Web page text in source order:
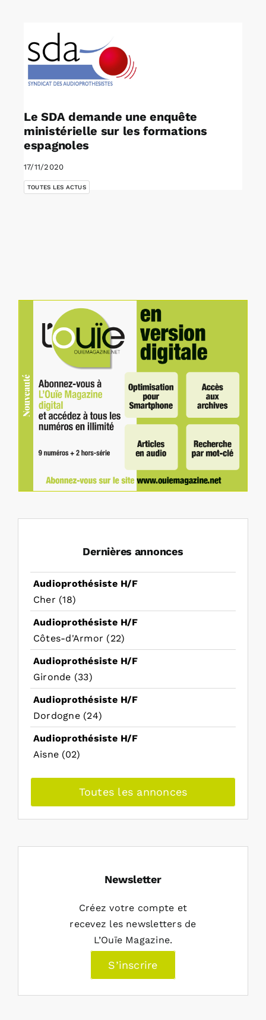
Rechercher:
Annonces emploi
Le SDA demande une enquête
ministérielle sur les formations
espagnoles
17/11/2020
TOUTES LES ACTUS
Dernières annonces
Audioprothésiste H/F
Cher (18)
Audioprothésiste H/F
Côtes-d'Armor (22)
Audioprothésiste H/F
Gironde (33)
Audioprothésiste H/F
Dordogne (24)
Audioprothésiste H/F
Aisne (02)
Toutes les annonces
Newsletter
Créez votre compte et
recevez les newsletters de
L’Ouïe Magazine.
S’inscrire